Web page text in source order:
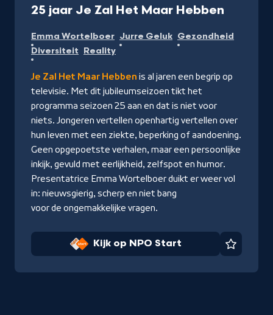
25 jaar Je Zal Het Maar Hebben
op
Emma Wortelboer Jurre Geluk Gezondheid
Diversiteit Reality
Je Zal Het Maar Hebben is al jaren een begrip op
televisie. Met dit jubileumseizoen tikt het
programma seizoen 25 aan en dat is niet voor
niets. Jongeren vertellen openhartig vertellen over
hun leven met een ziekte, beperking of aandoening.
Geen opgepoetste verhalen, maar een persoonlijke
inkijk, gevuld met eerlijkheid, zelfspot en humor.
Presentatrice Emma Wortelboer duikt er weer vol
in: nieuwsgierig, scherp en niet bang
voor de ongemakkelijke vragen.
Kijk op NPO Start